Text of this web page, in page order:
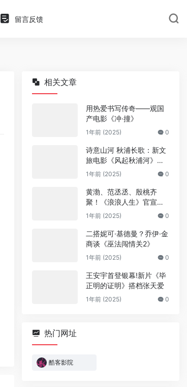
留言反馈
相关文章
用热爱书写传奇——观国
产电影《冲·撞》
1年前 (2025) 0
诗意山河 秋浦长歌：新文
旅电影《风起秋浦河》今
日全国公映
1年前 (2025) 0
黄渤、范丞丞、殷桃齐
聚！《浪浪人生》官宣阵
容
1年前 (2025) 0
二搭妮可·基德曼？乔伊·金
商谈《巫法闯情关2》
1年前 (2025) 0
王安宇首登银幕!新片《毕
正明的证明》搭档张天爱
1年前 (2025) 0
热门网址
酷客影院